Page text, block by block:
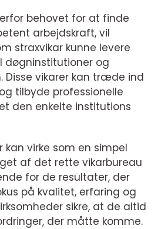
behovet for at finde
arbejdskraft, vil
straxvikar kunne levere
døgninstitutioner og
Disse vikarer kan træde ind
tilbyde professionelle
den enkelte institutions
kan virke som en simpel
af det rette vikarbureau
for de resultater, der
på kvalitet, erfaring og
sikre, at de altid
der måtte komme.